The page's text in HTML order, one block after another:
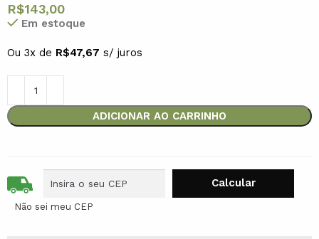
R$143,00
Em estoque
Ou 3x de R$47,67 s/ juros
ADICIONAR AO CARRINHO
Não sei meu CEP